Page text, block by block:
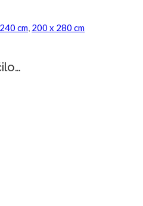
cm, 200 x 280 cm